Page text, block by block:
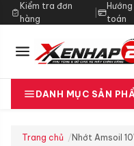
Kiểm tra đơn
hàng
|
toán
DANH MỤC SẢN
Trang chủ Nhớt Amsoil